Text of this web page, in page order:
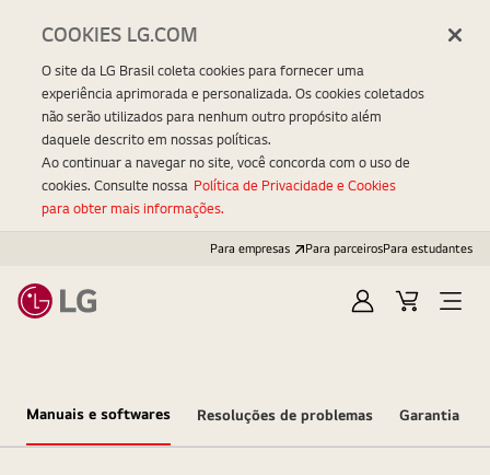
Para empresas Para parceirosPara estudantes
EntrarCarrinhoOpen
Manuais e softwares Resoluções de problemas Garantia
COOKIES LG.COM
O site da LG Brasil coleta cookies para fornecer uma
experiência aprimorada e personalizada. Os cookies coletados
não serão utilizados para nenhum outro propósito além
daquele descrito em nossas políticas.
Ao continuar a navegar no site, você concorda com o uso de
cookies. Consulte nossa Política de Privacidade e Cookies
para obter mais informações.